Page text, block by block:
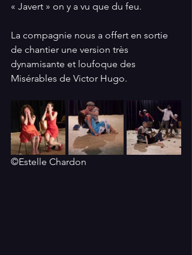
« Javert » on y a vu que du feu.
La compagnie nous a offert en sortie
de chantier une version très
dynamisante et loufoque des
Misérables de Victor Hugo.
©Estelle Chardon